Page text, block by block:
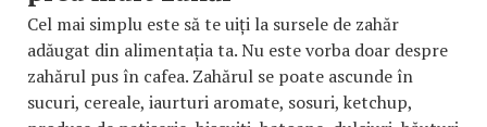
Cel mai simplu este să te uiți la sursele de zahăr
adăugat din alimentația ta. Nu este vorba doar despre
zahărul pus în cafea. Zahărul se poate ascunde în
sucuri, cereale, iaurturi aromate, sosuri, ketchup,